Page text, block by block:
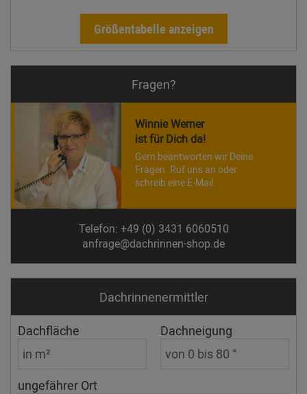
Größentabelle anzeigen
Fragen?
Winnie Werner
ist für Dich da!
Gern beantworten wir Deine
Fragen. Ruf uns an oder
schreib eine E-Mail.
Telefon: +49 (0) 3431 6060510
anfrage@dachrinnen-shop.de
Dachrinnen­ermittler
Dachfläche Dachneigung
ungefährer Ort